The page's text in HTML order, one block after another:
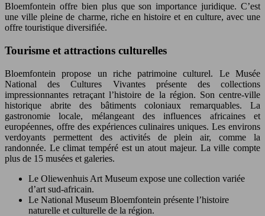
Bloemfontein offre bien plus que son importance juridique. C’est
une ville pleine de charme, riche en histoire et en culture, avec une
offre touristique diversifiée.
Tourisme et attractions culturelles
Bloemfontein propose un riche patrimoine culturel. Le Musée
National des Cultures Vivantes présente des collections
impressionnantes retraçant l’histoire de la région. Son centre-ville
historique abrite des bâtiments coloniaux remarquables. La
gastronomie locale, mélangeant des influences africaines et
européennes, offre des expériences culinaires uniques. Les environs
verdoyants permettent des activités de plein air, comme la
randonnée. Le climat tempéré est un atout majeur. La ville compte
plus de 15 musées et galeries.
Le Oliewenhuis Art Museum expose une collection variée
d’art sud-africain.
Le National Museum Bloemfontein présente l’histoire
naturelle et culturelle de la région.